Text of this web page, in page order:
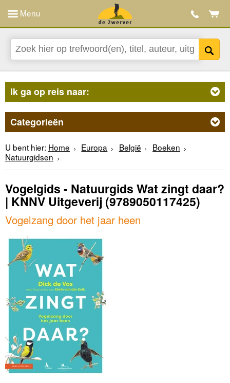
Menu
Ik ga op reis naar:
Categorieën
U bent hier: Home Europa België
Boeken
Natuurgidsen
Vogelgids - Natuurgids Wat zingt daar?
| KNNV Uitgeverij (9789050117425)
Vogelzang door het jaar heen